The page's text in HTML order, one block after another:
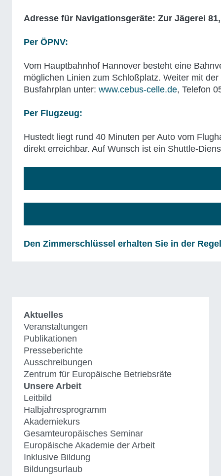
Adresse für Navigationsgeräte: Zur Jägerei
Per ÖPNV:
Vom Hauptbahnhof Hannover besteht eine
möglichen Linien zum Schloßplatz. Weiter mit
Busfahrplan unter: www.cebus-celle.de, Telefon
Per Flugzeug:
Hustedt liegt rund 40 Minuten per Auto vom
direkt erreichbar. Auf Wunsch ist ein Shuttle-
Den Zimmerschlüssel erhalten Sie in der
Aktuelles
Veranstaltungen
Publikationen
Presseberichte
Ausschreibungen
Zentrum für Europäische Betriebsräte
Unsere Arbeit
Leitbild
Halbjahresprogramm
Akademiekurs
Gesamteuropäisches Seminar
Europäische Akademie der Arbeit
Inklusive Bildung
Bildungsurlaub